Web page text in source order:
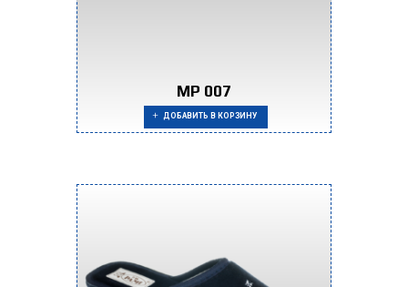
MP 007
ДОБАВИТЬ В КОРЗИНУ